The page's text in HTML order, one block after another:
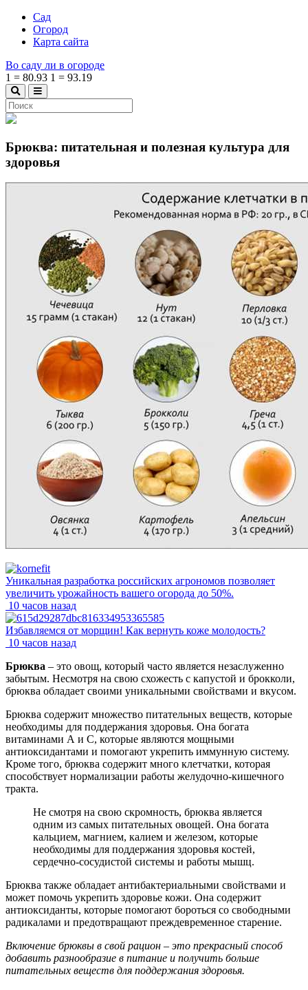
Сад
Огород
Карта сайта
Во саду ли в огороде
1 = 80.93 1 = 93.19
Брюква: питательная и полезная культура для
здоровья
Уникальная разработка российских агрономов позволяет
увеличить урожайность вашего огорода до 50%.
10 часов назад
Избавляемся от морщин! Как вернуть коже молодость?
10 часов назад
Брюква – это овощ, который часто является незаслуженно
забытым. Несмотря на свою схожесть с капустой и брокколи,
брюква обладает своими уникальными свойствами и вкусом.
Брюква содержит множество питательных веществ, которые
необходимы для поддержания здоровья. Она богата
витаминами А и С, которые являются мощными
антиоксидантами и помогают укрепить иммунную систему.
Кроме того, брюква содержит много клетчатки, которая
способствует нормализации работы желудочно-кишечного
тракта.
Не смотря на свою скромность, брюква является
одним из самых питательных овощей. Она богата
кальцием, магнием, калием и железом, которые
необходимы для поддержания здоровья костей,
сердечно-сосудистой системы и работы мышц.
Брюква также обладает антибактериальными свойствами и
может помочь укрепить здоровье кожи. Она содержит
антиоксиданты, которые помогают бороться со свободными
радикалами и предотвращают преждевременное старение.
Включение брюквы в свой рацион – это прекрасный способ
добавить разнообразие в питание и получить больше
питательных веществ для поддержания здоровья.